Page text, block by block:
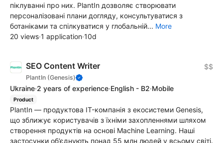
піклуванні про них. PlantIn дозволяє створювати
персоналізовані плани догляду, консультуватися з
ботаніками та спілкуватися у глобальній... More
20 views·1 application·10d
SEO Content Writer
PlantIn (Genesis)
$$
Ukraine·2 years of experience·English - B2·Mobile
Product
PlantIn — продуктова IT-компанія з екосистеми Genesis,
що зближує користувачів з їхніми захопленнями шляхом
створення продуктів на основі Machine Learning. Наші
застосунки об’єднують понад 55 млн людей у всьому світі.